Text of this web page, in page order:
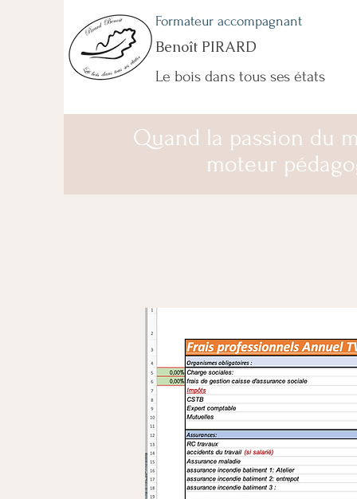
Formateur accompagnant
Benoît PIRARD
Le bois dans tous ses états
Quand la passion du
moteur